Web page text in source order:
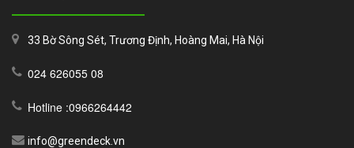
33 Bờ Sông Sét, Trương Định, Hoàng Mai, Hà Nội
024 626055 08
Hotline :0966264442
info@greendeck.vn